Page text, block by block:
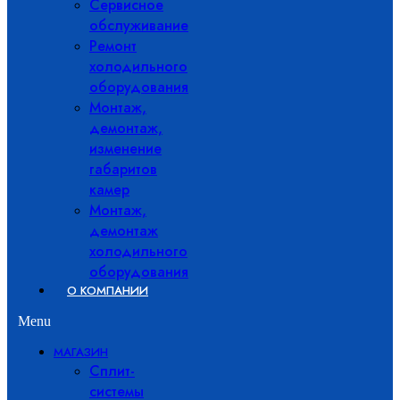
Сервисное
обслуживание
Ремонт
холодильного
оборудования
Монтаж,
демонтаж,
изменение
габаритов
камер
Монтаж,
демонтаж
холодильного
оборудования
О КОМПАНИИ
Menu
МАГАЗИН
Сплит-
системы